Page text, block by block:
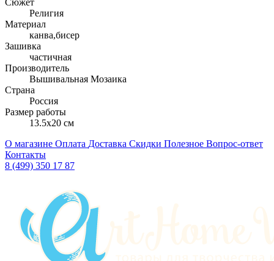
Религия
Материал
канва,бисер
Зашивка
частичная
Производитель
Вышивальная Мозаика
Страна
Россия
Размер работы
13.5x20 см
О магазине Оплата Доставка Скидки Полезное Вопрос-ответ
Контакты
8 (499) 350 17 87